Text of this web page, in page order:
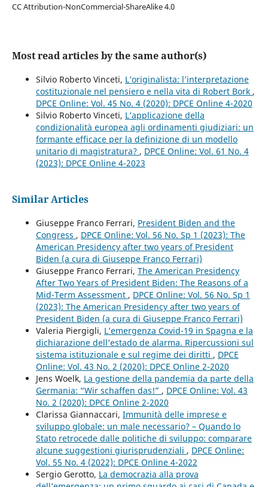
CC Attribution-NonCommercial-ShareAlike 4.0
Most read articles by the same author(s)
Silvio Roberto Vinceti, L’originalista: l’interpretazione
costituzionale nel pensiero e nella vita di Robert Bork ,
DPCE Online: Vol. 45 No. 4 (2020): DPCE Online 4-2020
Silvio Roberto Vinceti, L’applicazione della
condizionalità europea agli ordinamenti giudiziari: un
formante efficace per la definizione di un modello
unitario di magistratura? , DPCE Online: Vol. 61 No. 4
(2023): DPCE Online 4-2023
Similar Articles
Giuseppe Franco Ferrari, President Biden and the
Congress , DPCE Online: Vol. 56 No. Sp 1 (2023): The
American Presidency after two years of President
Biden (a cura di Giuseppe Franco Ferrari)
Giuseppe Franco Ferrari, The American Presidency
After Two Years of President Biden: The Reasons of a
Mid-Term Assessment , DPCE Online: Vol. 56 No. Sp 1
(2023): The American Presidency after two years of
President Biden (a cura di Giuseppe Franco Ferrari)
Valeria Piergigli, L’emergenza Covid-19 in Spagna e la
dichiarazione dell’estado de alarma. Ripercussioni sul
sistema istituzionale e sul regime dei diritti , DPCE
Online: Vol. 43 No. 2 (2020): DPCE Online 2-2020
Jens Woelk, La gestione della pandemia da parte della
Germania: “Wir schaffen das!” , DPCE Online: Vol. 43
No. 2 (2020): DPCE Online 2-2020
Clarissa Giannaccari, Immunità delle imprese e
sviluppo globale: un male necessario? – Quando lo
Stato retrocede dalle politiche di sviluppo: comparare
alcune suggestioni giurisprudenziali , DPCE Online:
Vol. 55 No. 4 (2022): DPCE Online 4-2022
Sergio Gerotto, La democrazia alla prova